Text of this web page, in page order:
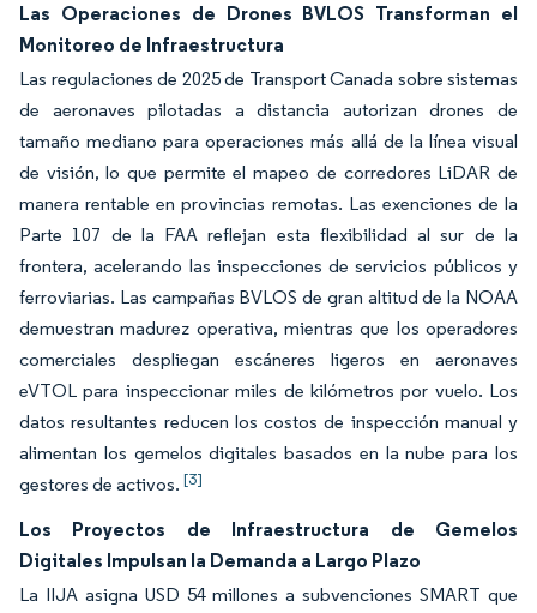
Las Operaciones de Drones BVLOS Transforman el
Monitoreo de Infraestructura
Las regulaciones de 2025 de Transport Canada sobre sistemas
de aeronaves pilotadas a distancia autorizan drones de
tamaño mediano para operaciones más allá de la línea visual
de visión, lo que permite el mapeo de corredores LiDAR de
manera rentable en provincias remotas. Las exenciones de la
Parte 107 de la FAA reflejan esta flexibilidad al sur de la
frontera, acelerando las inspecciones de servicios públicos y
ferroviarias. Las campañas BVLOS de gran altitud de la NOAA
demuestran madurez operativa, mientras que los operadores
comerciales despliegan escáneres ligeros en aeronaves
eVTOL para inspeccionar miles de kilómetros por vuelo. Los
datos resultantes reducen los costos de inspección manual y
alimentan los gemelos digitales basados en la nube para los
gestores de activos. [3]
Los Proyectos de Infraestructura de Gemelos
Digitales Impulsan la Demanda a Largo Plazo
La IIJA asigna USD 54 millones a subvenciones SMART que